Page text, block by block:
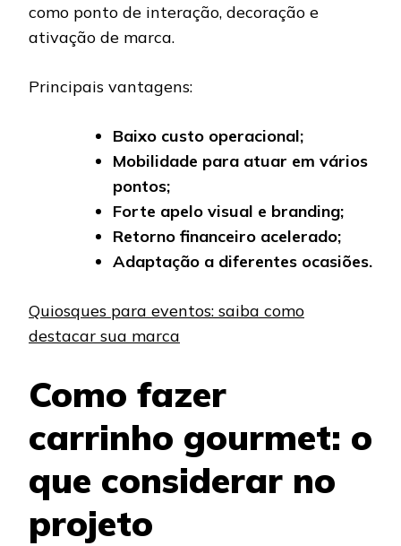
como ponto de interação, decoração e
ativação de marca.
Principais vantagens:
Baixo custo operacional;
Mobilidade para atuar em vários
pontos;
Forte apelo visual e branding;
Retorno financeiro acelerado;
Adaptação a diferentes ocasiões.
Quiosques para eventos: saiba como
destacar sua marca
Como fazer
carrinho gourmet: o
que considerar no
projeto